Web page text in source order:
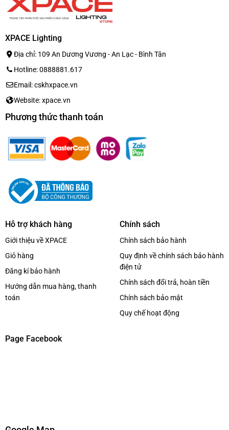
XPACE Lighting
Địa chỉ: 109 An Dương Vương - An Lạc - Bình Tân
Hotline: 0888881.617
Email: cskhxpace.vn
Website: xpace.vn
Phương thức thanh toán
Hỗ trợ khách hàng
Giới thiệu về XPACE
Giỏ hàng
Đăng kí bảo hành
Hướng dẫn mua hàng, thanh
toán
Chính sách
Chính sách bảo hành
Quy định về chính sách bảo hành
điện tử
Chính sách đổi trả, hoàn tiền
Chính sách bảo mật
Quy chế hoạt động
Page Facebook